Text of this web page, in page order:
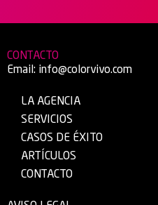
CONTACTO
Email: info@colorvivo.com
LA AGENCIA
SERVICIOS
CASOS DE ÉXITO
ARTÍCULOS
CONTACTO